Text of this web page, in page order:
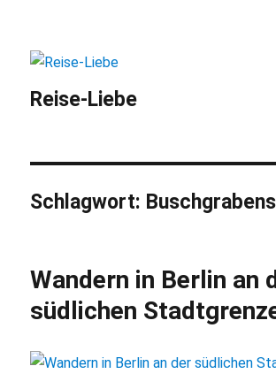
Reise-Liebe
Schlagwort:
Wandern in Berlin an
südlichen